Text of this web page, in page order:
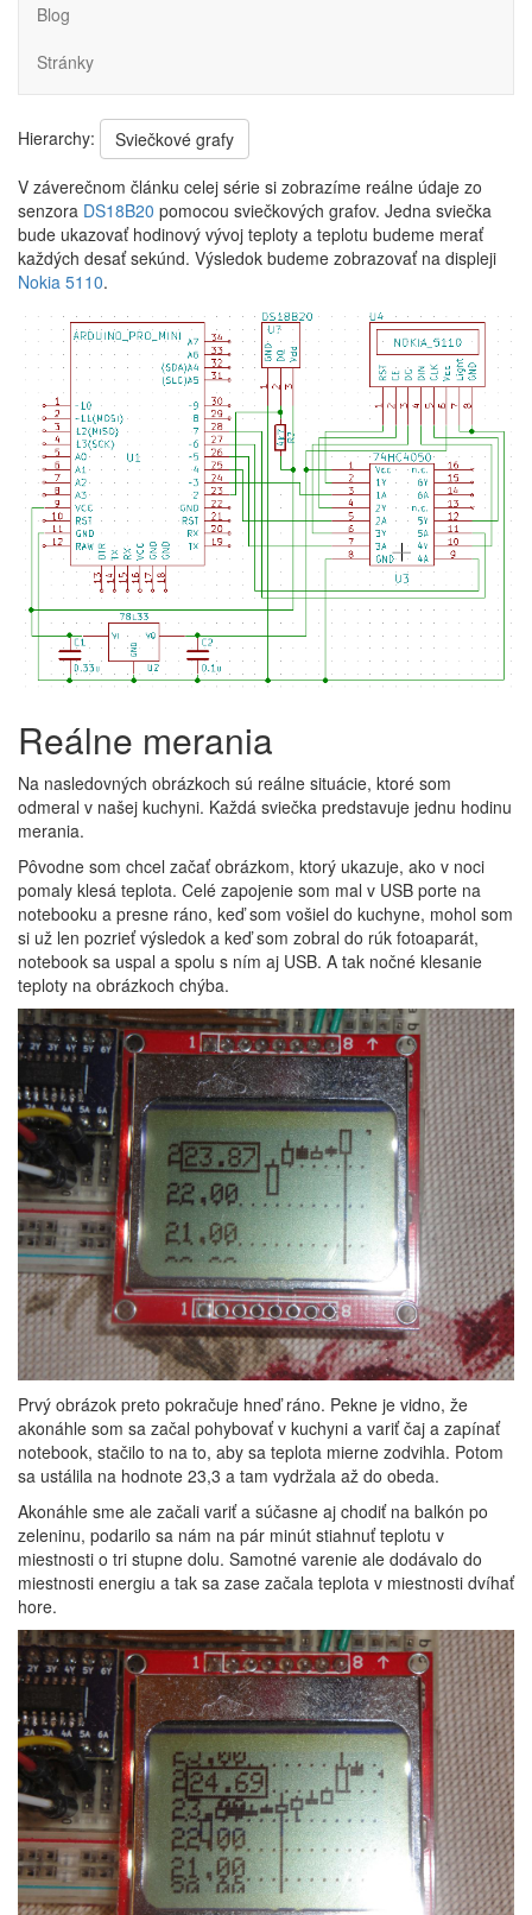
Blog
Stránky
Hierarchy:
Sviečkové grafy
V záverečnom článku celej série si zobrazíme reálne údaje zo
senzora DS18B20 pomocou sviečkových grafov. Jedna sviečka
bude ukazovať hodinový vývoj teploty a teplotu budeme merať
každých desať sekúnd. Výsledok budeme zobrazovať na displeji
Nokia 5110.
Reálne merania
Na nasledovných obrázkoch sú reálne situácie, ktoré som
odmeral v našej kuchyni. Každá sviečka predstavuje jednu hodinu
merania.
Pôvodne som chcel začať obrázkom, ktorý ukazuje, ako v noci
pomaly klesá teplota. Celé zapojenie som mal v USB porte na
notebooku a presne ráno, keď som vošiel do kuchyne, mohol som
si už len pozrieť výsledok a keď som zobral do rúk fotoaparát,
notebook sa uspal a spolu s ním aj USB. A tak nočné klesanie
teploty na obrázkoch chýba.
Prvý obrázok preto pokračuje hneď ráno. Pekne je vidno, že
akonáhle som sa začal pohybovať v kuchyni a variť čaj a zapínať
notebook, stačilo to na to, aby sa teplota mierne zodvihla. Potom
sa ustálila na hodnote 23,3 a tam vydržala až do obeda.
Akonáhle sme ale začali variť a súčasne aj chodiť na balkón po
zeleninu, podarilo sa nám na pár minút stiahnuť teplotu v
miestnosti o tri stupne dolu. Samotné varenie ale dodávalo do
miestnosti energiu a tak sa zase začala teplota v miestnosti dvíhať
hore.